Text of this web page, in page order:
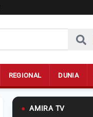
REGIONAL DUNIA
● AMIRA TV